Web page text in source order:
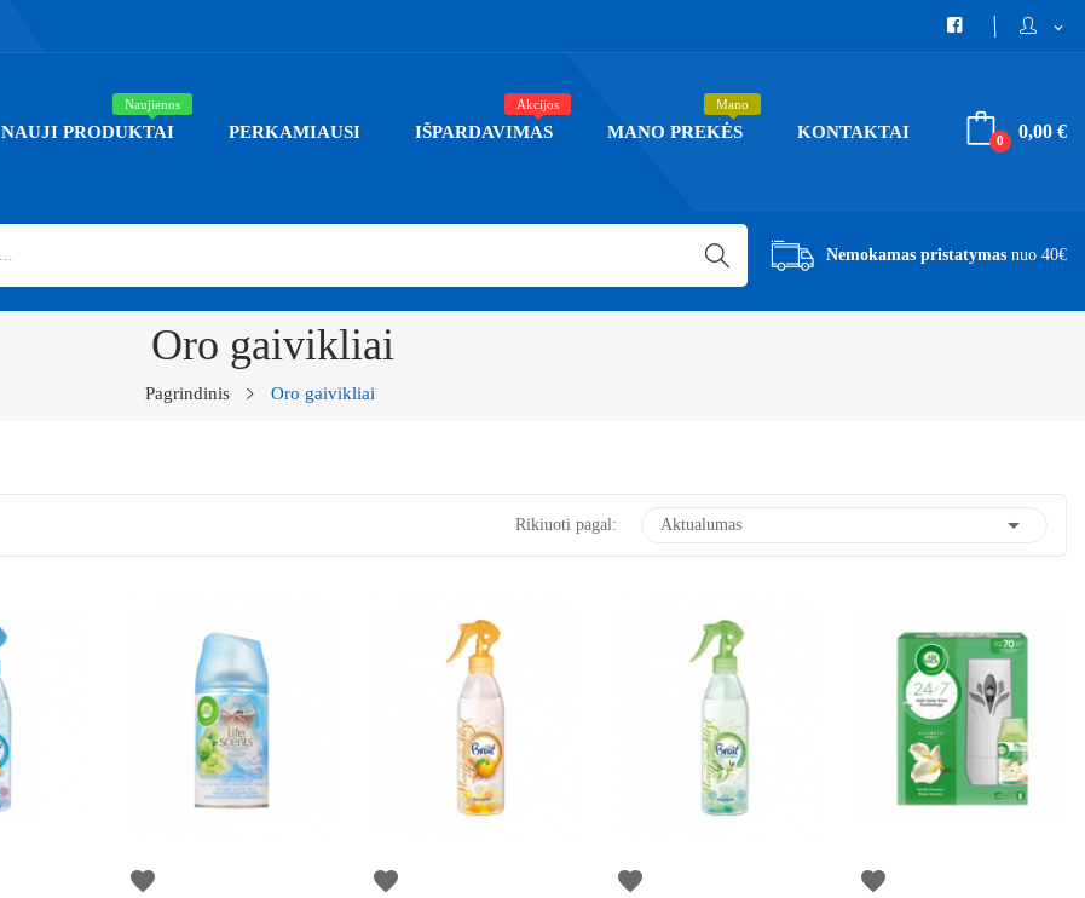
expand_more
NAUJI PRODUKTAI
Naujienos
PERKAMIAUSI IŠPARDAVIMAS
Akcijos
MANO PREKĖS
Mano
KONTAKTAI 0,00 €
0
Nemokamas pristatymas nuo 40€
Oro gaivikliai
Pagrindinis Oro gaivikliai
Rikiuoti pagal: Aktualumas 
favorite favorite favorite favorite